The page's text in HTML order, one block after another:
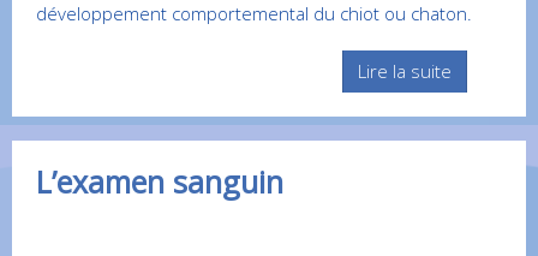
développement comportemental du chiot ou chaton.
Lire la suite
L’examen sanguin